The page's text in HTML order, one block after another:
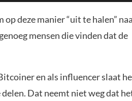
deze manier “uit te halen”
mensen die vinden dat de
en als influencer slaat
Dat neemt niet weg dat